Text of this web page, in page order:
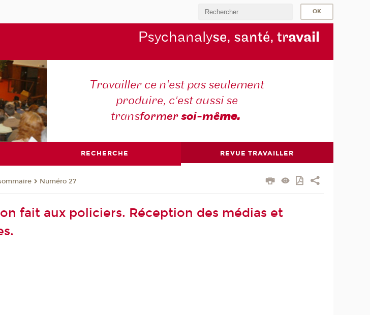
Psychanalyse, santé, travail
Travailler ce n'est pas seulement
produire, c'est aussi se
transformersoi-même.
RECHERCHE REVUE TRAVAILLER
Numéro 27
fait aux policiers. Réception des médias et